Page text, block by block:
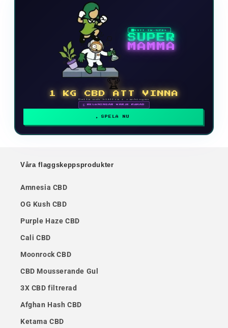
NYTT TV-SPEL
SUPER
MAMMA
🏆
1 KG CBD ATT VINNA
Delta och klättra i rankingen
🗓 BELÖNINGAR VARJE MÅNAD
SPELA NU
Våra flaggskeppsprodukter
Amnesia CBD
OG Kush CBD
Purple Haze CBD
Cali CBD
Moonrock CBD
CBD Mousserande Gul
3X CBD filtrerad
Afghan Hash CBD
Ketama CBD